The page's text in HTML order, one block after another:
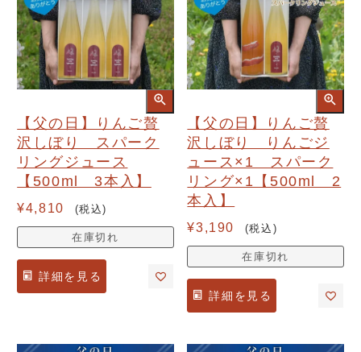
【父の日】りんご贅
沢しぼり スパーク
リングジュース
【500ml 3本入】
¥4,810 税込
在庫切れ
詳細を見る
【父の日】りんご贅
沢しぼり りんごジ
ュース×1 スパーク
リング×1【500ml 2
本入】
¥3,190 税込
在庫切れ
詳細を見る